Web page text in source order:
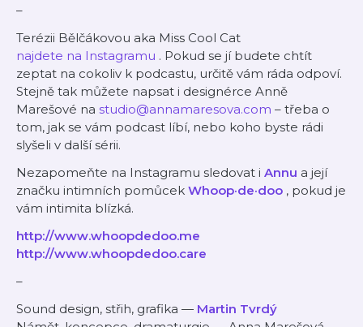
–
Terézii Bělčákovou aka Miss Cool Cat
najdete na Instagramu . Pokud se jí budete chtít
zeptat na cokoliv k podcastu, určitě vám ráda odpoví.
Stejně tak můžete napsat i designérce Anně
Marešové na studio@annamaresova.com – třeba o
tom, jak se vám podcast líbí, nebo koho byste rádi
slyšeli v další sérii.
Nezapomeňte na Instagramu sledovat i Annu a její
značku intimních pomůcek Whoop·de·doo , pokud je
vám intimita blízká.
http://www.whoopdedoo.me
http://www.whoopdedoo.care
–
Sound design, střih, grafika — Martin Tvrdý